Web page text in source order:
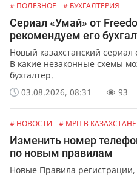
# ПОЛЕЗНОЕ # БУХГАЛТЕРИЯ
Сериал «Умай» от
рекомендуем его
Новый казахстанский
В какие незаконные схемы
бухгалтер.
03.08.2026, 08:31
93
# НОВОСТИ # МРП В КАЗАХСТАНЕ
Изменить номер
по новым правилам
Новые Правила